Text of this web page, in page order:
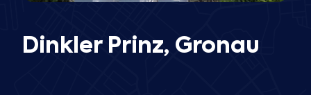
Dinkler Prinz, Gronau